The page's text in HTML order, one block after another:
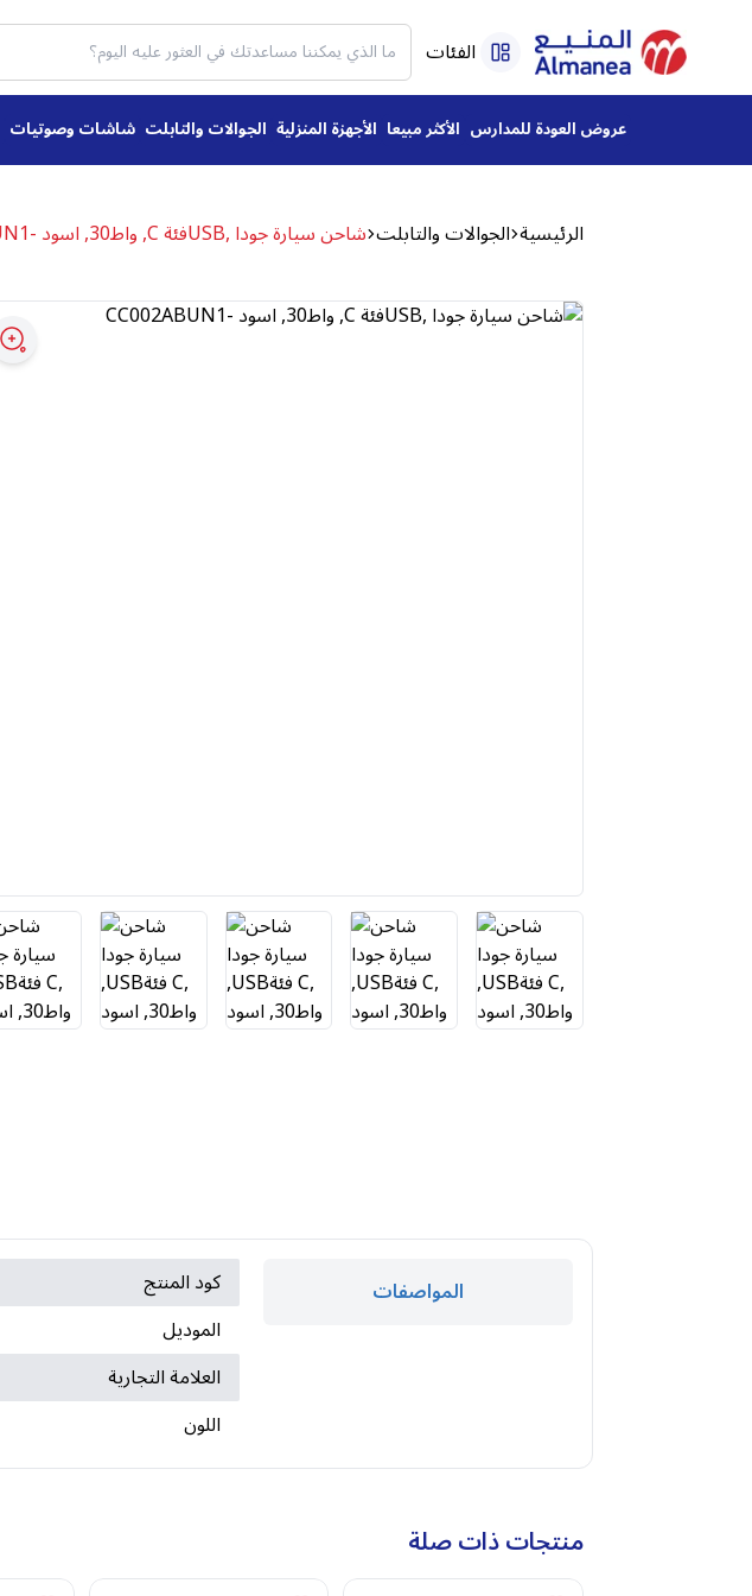
الفئات
عروض العودة للمدارس الأكثر مبيعا الأجهزة المنزلية الجوالات والتابلت شاشات وصوتيات
الرئيسية الجوالات والتابلت شاحن سيارة جودا ,USBفئة C, واط30, اسود -CC002ABUN1
المواصفات كود المنتج
الموديل
العلامة التجارية
اللون
منتجات ذات صلة